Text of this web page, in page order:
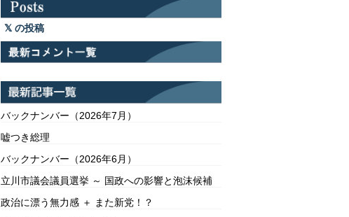
の投稿
バックナンバー（2026年7月）
嘘つき総理
バックナンバー（2026年6月）
立川市議会議員選挙 ～ 国政への影響と泡沫候補
政治に漂う無力感 ＋ また新党！？